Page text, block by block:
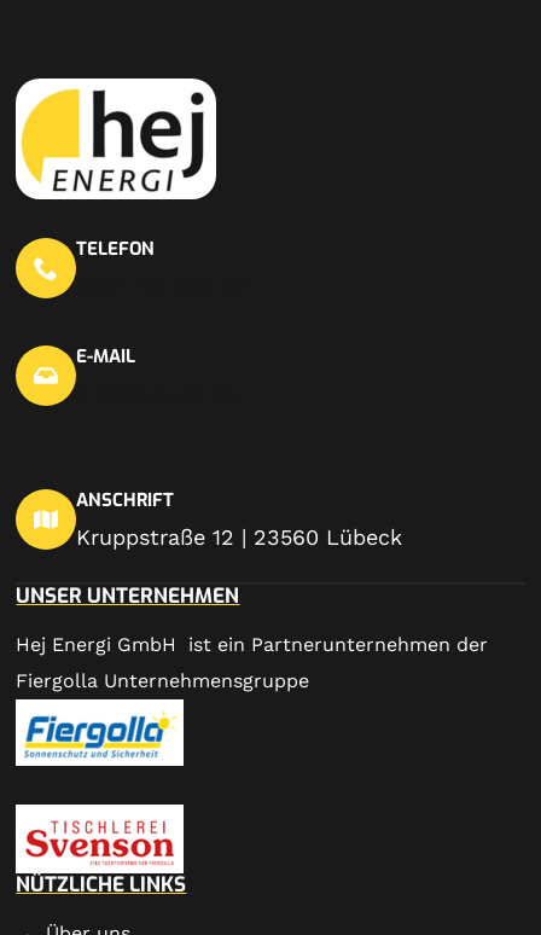
TELEFON
E-MAIL
ANSCHRIFT
Kruppstraße 12 | 23560 Lübeck
UNSER UNTERNEHMEN
Hej Energi GmbH ist ein Partnerunternehmen der
Fiergolla Unternehmensgruppe
NÜTZLICHE LINKS